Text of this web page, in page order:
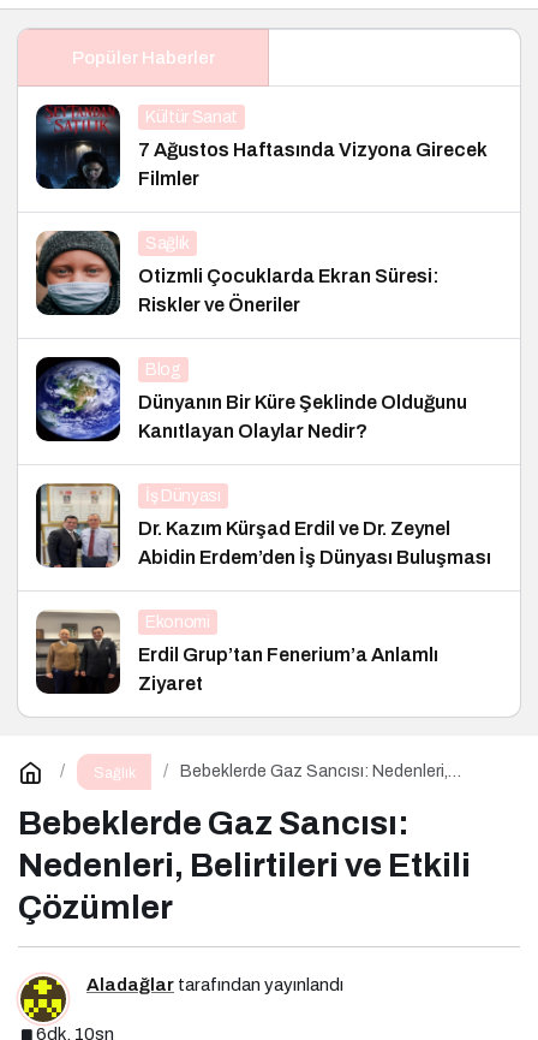
Popüler Haberler
Kültür Sanat
7 Ağustos Haftasında Vizyona Girecek
Filmler
Sağlık
Otizmli Çocuklarda Ekran Süresi:
Riskler ve Öneriler
Blog
Dünyanın Bir Küre Şeklinde Olduğunu
Kanıtlayan Olaylar Nedir?
İş Dünyası
Dr. Kazım Kürşad Erdil ve Dr. Zeynel
Abidin Erdem’den İş Dünyası Buluşması
Ekonomi
Erdil Grup’tan Fenerium’a Anlamlı
Ziyaret
Sağlık
Bebeklerde Gaz Sancısı: Nedenleri,
Bebeklerde Gaz Sancısı:
Nedenleri, Belirtileri ve Etkili
Çözümler
Aladağlar tarafından yayınlandı
6dk, 10sn